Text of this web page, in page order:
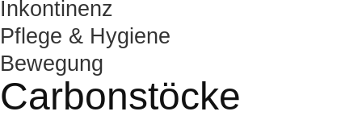
Inkontinenz
Pflege & Hygiene
Bewegung
Carbonstöcke